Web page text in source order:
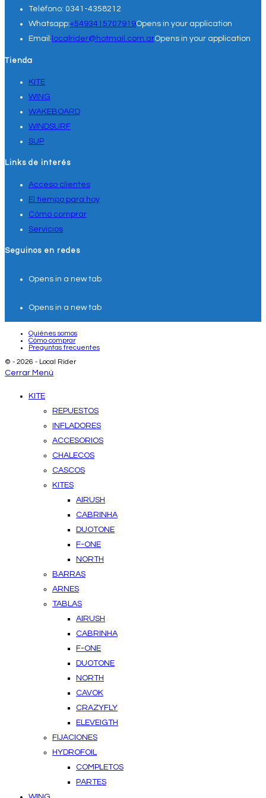
Teléfono: 0341-4358212
Whatsapp:+5493415707919Opens in your application
Email: localrider@hotmail.com.arOpens in your application
Tienda
KITE
WING
WAKEBOARD
WINDSURF
SUP
Links de interés
Acceso clientes
El tiempo para hoy
Cómo comprar
Servicios
Seguinos en redes
Opens in a new tab
Opens in a new tab
Quiénes somos
Cómo comprar
Preguntas frecuentes
© - 2026 - Local Rider
Cerrar Menú
KITE
REPUESTOS
INFLADORES
ACCESORIOS
CHALECOS
CASCOS
KITES
AIRUSH
CABRINHA
DUOTONE
F-ONE
NORTH
BARRAS
ARNES
TABLAS
AIRUSH
CABRINHA
F-ONE
DUOTONE
NORTH
CAVOK
CRAZYFLY
ELEVEIGTH
FIJACIONES
HYDROFOIL
COMPLETOS
PARTES